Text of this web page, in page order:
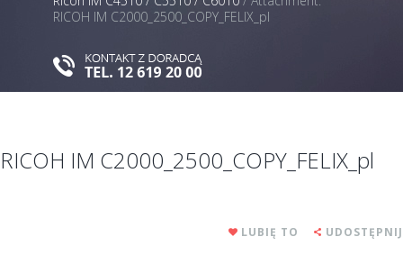
RICOH IM C2000_2500_COPY_FELIX_pl
RICOH IM C2000_2500_COPY_FELIX_pl
LUBIĘ TO UDOSTĘPNIJ